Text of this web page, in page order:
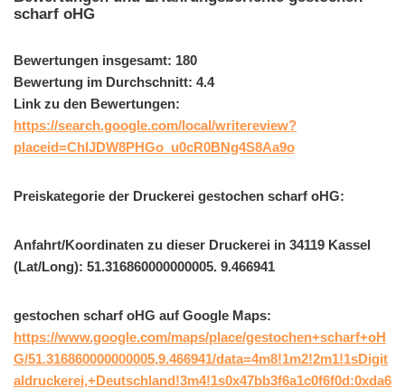
scharf oHG
Bewertungen insgesamt: 180
Bewertung im Durchschnitt: 4.4
Link zu den Bewertungen:
https://search.google.com/local/writereview?
placeid=ChIJDW8PHGo_u0cR0BNg4S8Aa9o
Preiskategorie der Druckerei gestochen scharf oHG:
Anfahrt/Koordinaten zu dieser Druckerei in 34119 Kassel
(Lat/Long): 51.316860000000005. 9.466941
gestochen scharf oHG auf Google Maps:
https://www.google.com/maps/place/gestochen+scharf+oH
G/51.316860000000005,9.466941/data=4m8!1m2!2m1!1sDigit
aldruckerei,+Deutschland!3m4!1s0x47bb3f6a1c0f6f0d:0xda6